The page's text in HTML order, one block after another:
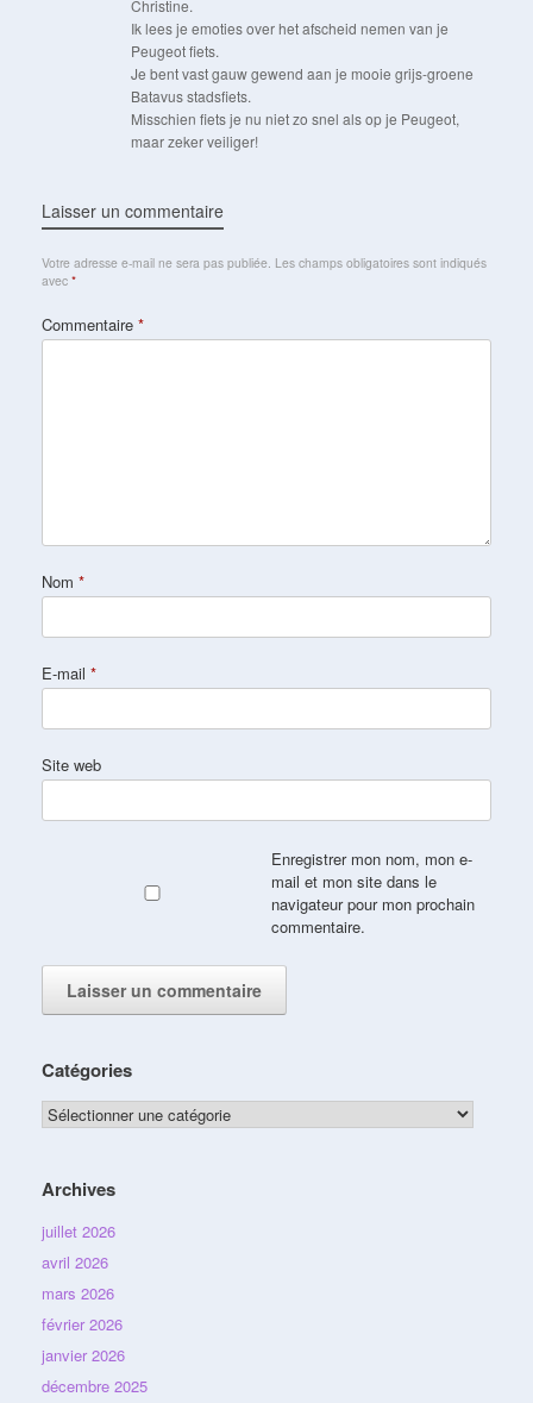
Christine.
Ik lees je emoties over het afscheid nemen van je
Peugeot fiets.
Je bent vast gauw gewend aan je mooie grijs-groene
Batavus stadsfiets.
Misschien fiets je nu niet zo snel als op je Peugeot,
maar zeker veiliger!
Laisser un commentaire
Votre adresse e-mail ne sera pas publiée. Les champs obligatoires sont indiqués
avec *
Commentaire *
Nom *
E-mail *
Site web
Enregistrer mon nom, mon e-
mail et mon site dans le
navigateur pour mon prochain
commentaire.
Catégories
Catégories
Archives
juillet 2026
avril 2026
mars 2026
février 2026
janvier 2026
décembre 2025